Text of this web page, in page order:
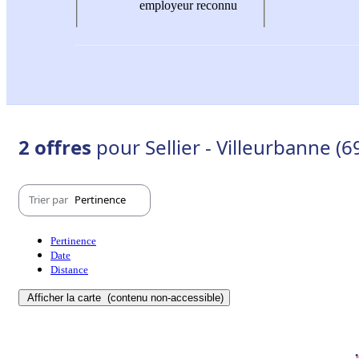
employeur reconnu
2 offres pour Sellier - Villeurbanne
Trier par Pertinence
Pertinence
Date
Distance
Afficher la carte (contenu non-accessible)